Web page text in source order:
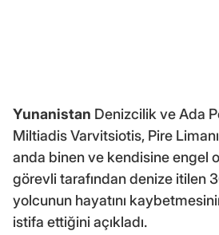
Yunanistan Denizcilik ve Ada
Miltiadis Varvitsiotis, Pire
anda binen ve kendisine engel
görevli tarafından denize itilen
yolcunun hayatını
istifa ettiğini açıkladı.